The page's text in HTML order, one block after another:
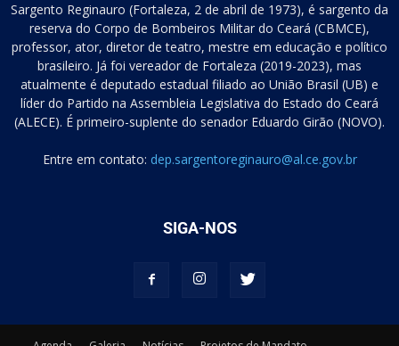
Sargento Reginauro (Fortaleza, 2 de abril de 1973), é sargento da
reserva do Corpo de Bombeiros Militar do Ceará (CBMCE),
professor, ator, diretor de teatro, mestre em educação e político
brasileiro. Já foi vereador de Fortaleza (2019-2023), mas
atualmente é deputado estadual filiado ao União Brasil (UB) e
líder do Partido na Assembleia Legislativa do Estado do Ceará
(ALECE). É primeiro-suplente do senador Eduardo Girão (NOVO).
Entre em contato: dep.sargentoreginauro@al.ce.gov.br
SIGA-NOS